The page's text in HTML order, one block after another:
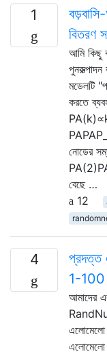
1
বিতরণ
আমি কিছু
পুনরুত্পাদন
মডেলটি
করতে
নোডের
বেছে …
12
4
প্রদত্ত
1-100
আমাদের
এলোমেলো
এলোমেলো